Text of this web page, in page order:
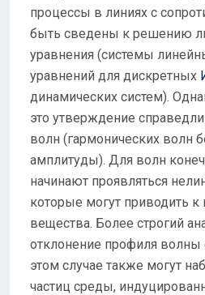
процессы в линиях с
быть сведены к решению
уравнения (системы
уравнений для дискретных
динамических систем).
это утверждение
волн (гармонических волн
амплитуды). Для волн
начинают проявляться
которые могут приводить
вещества. Более строгий
отклонение профиля волны
этом случае также могут
частиц среды,